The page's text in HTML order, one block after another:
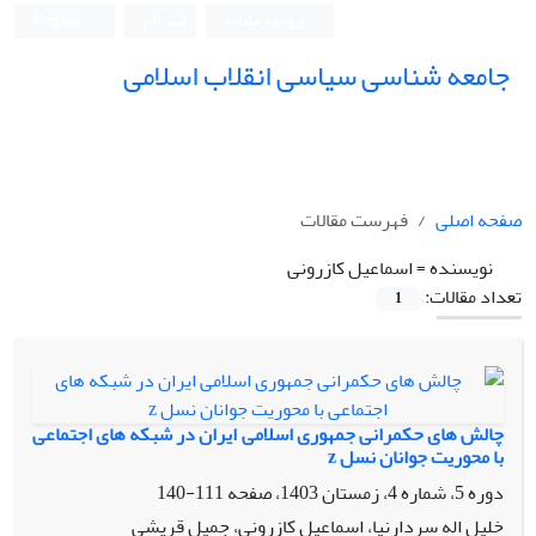
جامعه شناسی سیاسی انقلاب اسلامی
صفحه اصلی
فهرست مقالات
نویسنده =اسماعیل کازرونی
تعداد مقالات:
1
چالش های حکمرانی جمهوری اسلامی ایران در شبکه های اجتماعی
با محوریت جوانان نسل z
دوره 5، شماره 4، زمستان 1403، صفحه
111-140
خلیل اله سردارنیا، اسماعیل کازرونی، جمیل قریشی